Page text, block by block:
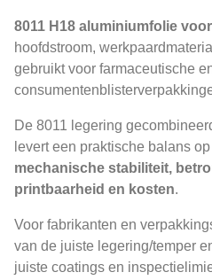
8011 H18 aluminiumfolie
hoofdstroom,
gebruikt voor farmaceutische
De 8011 legering
levert een praktische balans op
mechanische stabiliteit,
printbaarheid en kosten.
Voor fabrikanten en
van de juiste legering/temper
juiste coatings en